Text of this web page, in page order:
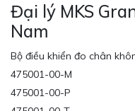
Đại lý MKS
Nam
Bộ điều khiển đo chân
475001-00-M
475001-00-P